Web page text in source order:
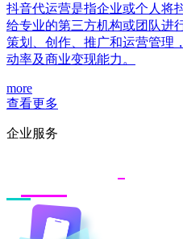
抖音代运营是指企业或个人将
给专业的第三方机构或团队进
策划、创作、推广和运营管理
动率及商业变现能力。
more
查看更多
企业服务